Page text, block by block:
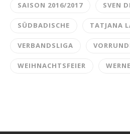
SAISON 2016/2017 SVEN
SÜDBADISCHE TATJANA
VERBANDSLIGA
WEIHNACHTSFEIER